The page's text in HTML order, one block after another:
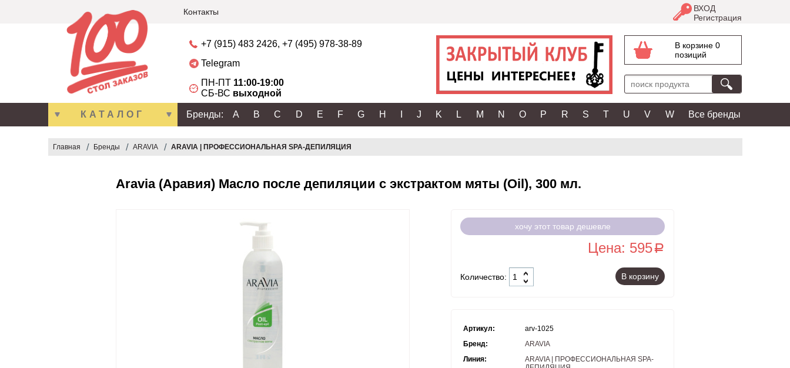
Контакты
ВХОД
Регистрация
В корзине 0
позиций
+7 (915) 483 2426, +7 (495) 978-38-89
Telegram
ПН-ПТ 11:00-19:00
СБ-ВС выходной
КАТАЛОГ Бренды: A B C D E F G H J K L M N O P R S T U V W Все бренды
Главная Бренды ARAVIA ARAVIA | ПРОФЕССИОНАЛЬНАЯ SPA-ДЕПИЛЯЦИЯ
Aravia (Аравия) Масло после депиляции с экстрактом мяты (Oil), 300 мл.
хочу этот товар дешевле
Цена: 595a
Количество: В корзину
Артикул:
arv-1025
Бренд:
ARAVIA
Линия:
ARAVIA | ПРОФЕССИОНАЛЬНАЯ SPA-